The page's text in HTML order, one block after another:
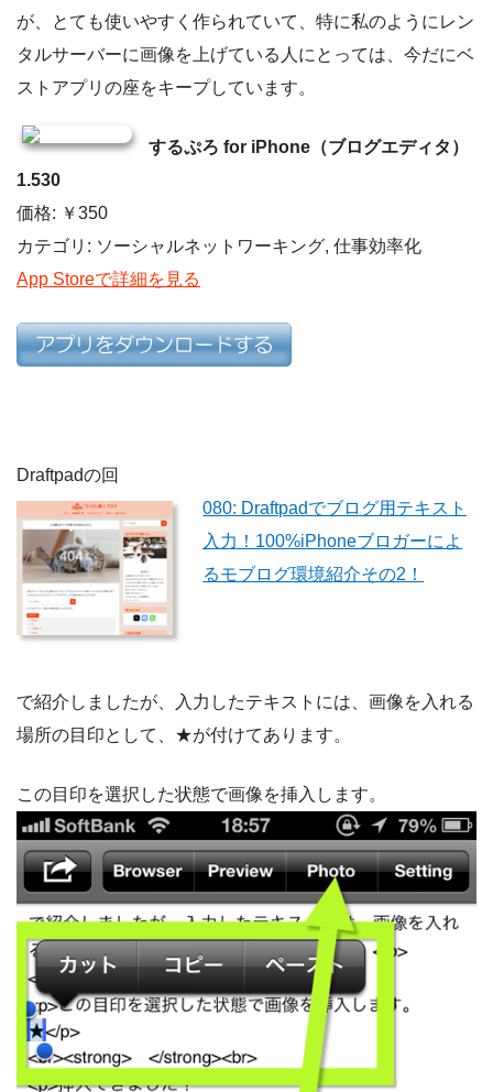
が、とても使いやすく作られていて、特に私のようにレン
タルサーバーに画像を上げている人にとっては、今だにベ
ストアプリの座をキープしています。
するぷろ for iPhone（ブログエディタ）
1.530
価格: ￥350
カテゴリ: ソーシャルネットワーキング, 仕事効率化
App Storeで詳細を見る
Draftpadの回
080: Draftpadでブログ用テキスト
入力！100%iPhoneブロガーによ
るモブログ環境紹介その2！
で紹介しましたが、入力したテキストには、画像を入れる
場所の目印として、★が付けてあります。
この目印を選択した状態で画像を挿入します。